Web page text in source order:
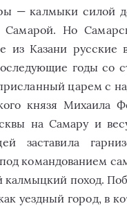
— калмыки силой
Самарой. Но
из Казани русские
годы со
царем с
князя Михаила
на Самару и
заставила
командованием
калмыцкий поход.
уездный город, в